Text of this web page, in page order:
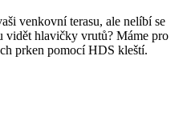
venkovní terasu, ale nelíbí se
vidět hlavičky vrutů? Máme pro
prken pomocí HDS kleští.